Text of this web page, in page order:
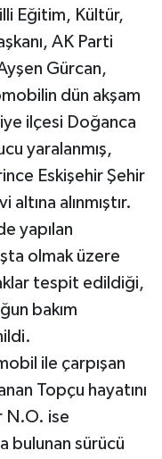
Eğitim, Kültür,
AK Parti
Gürcan,
dün akşam
ilçesi Doğanca
yaralanmış,
Eskişehir Şehir
alınmıştır.
yapılan
olmak üzere
tespit edildiği,
bakım
ile çarpışan
Topçu hayatını
N.O. ise
bulunan sürücü